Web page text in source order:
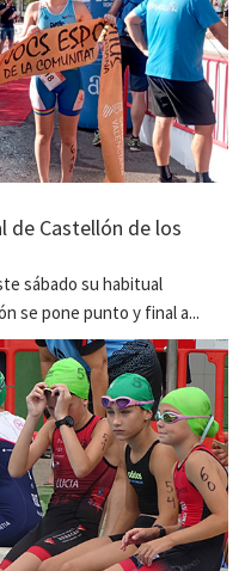
de Castellón de los
sábado su habitual
se pone punto y final a...